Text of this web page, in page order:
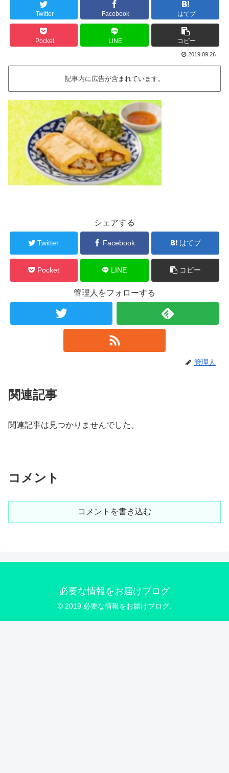
Twitter Facebook はてブ
Pocket LINE コピー
2019.09.26
記事内に広告が含まれています。
シェアする
Twitter Facebook はてブ
Pocket LINE コピー
管理人をフォローする
管理人
関連記事
関連記事は見つかりませんでした。
コメント
コメントを書き込む
必要な情報をお届けブログ
© 2019 必要な情報をお届けブログ.